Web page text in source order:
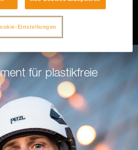
für plastikfreie
Einstellungen